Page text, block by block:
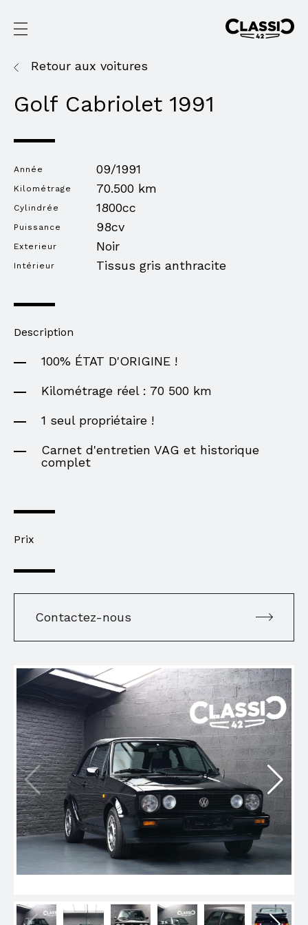
Retour aux voitures
Golf Cabriolet 1991
Année 09/1991
Kilométrage 70.500 km
Cylindrée 1800cc
Puissance 98cv
Exterieur Noir
Intérieur Tissus gris anthracite
Description
100% ÉTAT D'ORIGINE !
Kilométrage réel : 70 500 km
1 seul propriétaire !
Carnet d'entretien VAG et historique
complet
Prix
Contactez-nous